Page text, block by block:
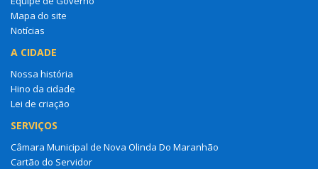
Mapa do site
Notícias
A CIDADE
Nossa história
Hino da cidade
Lei de criação
SERVIÇOS
Câmara Municipal de Nova Olinda Do Maranhão
Cartão do Servidor